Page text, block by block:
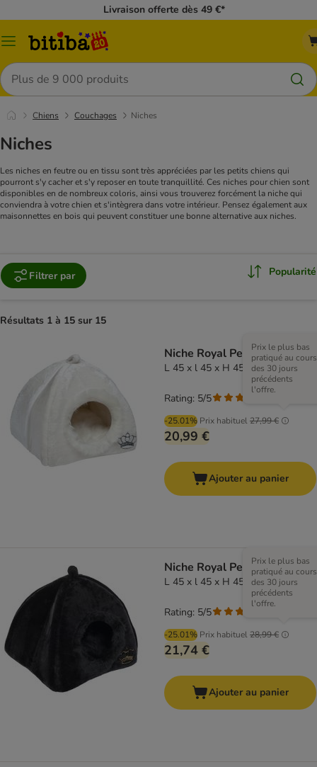
Livraison offerte dès 49 €*
Menu
Rechercher
Chiens Couchages Niches
Niches
Les niches en feutre ou en tissu sont très appréciées par les petits chiens qui
pourront s'y cacher et s'y reposer en toute tranquillité. Ces niches pour chien sont
disponibles en de nombreux coloris, ainsi vous trouverez forcément la niche qui
conviendra à votre chien et s'intègrera dans votre intérieur. Pensez également aux
maisonnettes en bois qui peuvent constituer une bonne alternative aux niches.
Filtrer par Popularité
Résultats 1 à 15 sur 15
Niche Royal Pet White
L 45 x l 45 x H 45 cm
-25.01% Prix habituel27,99 €
Prix le plus bas
pratiqué au cours
des 30 jours
précédents
l'offre.
20,99 €
Rating: 5/5
Ajouter au panier
Niche Royal Pet Black
L 45 x l 45 x H 45 cm
-25.01% Prix habituel28,99 €
Prix le plus bas
pratiqué au cours
des 30 jours
précédents
l'offre.
21,74 €
Rating: 5/5
Ajouter au panier